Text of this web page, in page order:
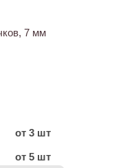
7 мм
от 3 шт
от 5 шт